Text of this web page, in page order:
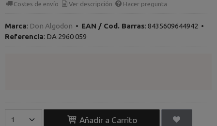
Costes de envío Ver descripción Hacer pregunta
Marca: Don Algodon • EAN / Cod. Barras: 8435609644942 •
Referencia: DA 2960 059
Añadir a Carrito